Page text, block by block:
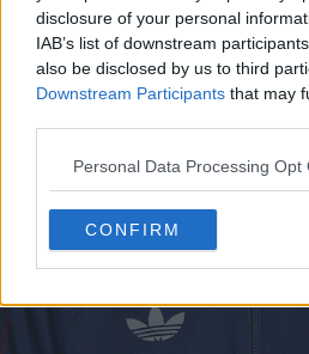
disclosure of your personal
IAB’s list of downstream
also be disclosed by us to third
Downstream Participants that may
Personal Data Processing Opt
CONFIRM